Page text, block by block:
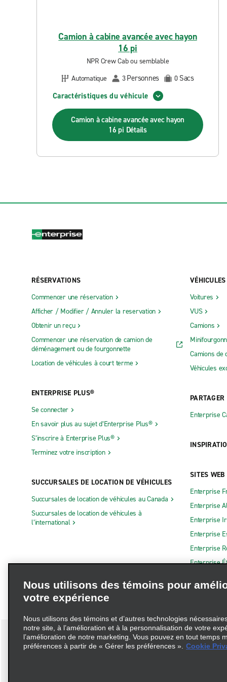
Camion à cabine avancée avec hayon
16 pi
NPR Crew Cab ou semblable
Automatique
3Personnes 0 Sacs
Caractéristiques du véhicule
Camion à cabine avancée avec hayon
16 pi Détails
RÉSERVATIONS
Commencer une réservation
Afficher / Modifier / Annuler la reservation
Obtenir un reçu
Commencer une réservation de camion de
déménagement ou de fourgonnette
Location de véhicules à court terme
ENTERPRISE PLUS®
Se connecter
En savoir plus au sujet d’Enterprise Plus®
S’inscrire à Enterprise Plus®
Terminez votre inscription
SUCCURSALES DE LOCATION DE VÉHICULES
Succursales de location de véhicules au Canada
Succursales de location de véhicules à
l’international
VÉHICULES
Voitures
VUS
Camions
Camions de
Véhicules
PARTAGER
Enterprise
SITES
Enterprise
Enterprise
Enterprise
Enterprise
Enterprise
Enterprise
Nous utilisons des témoins pour
votre expérience
Nous utilisons des témoins et d’autres technologies
notre site, à l’amélioration et à la personnalisation de votre
l’amélioration de notre marketing. Vous pouvez en tout temps
préférences à partir de « Gérer les préférences ». Cookie